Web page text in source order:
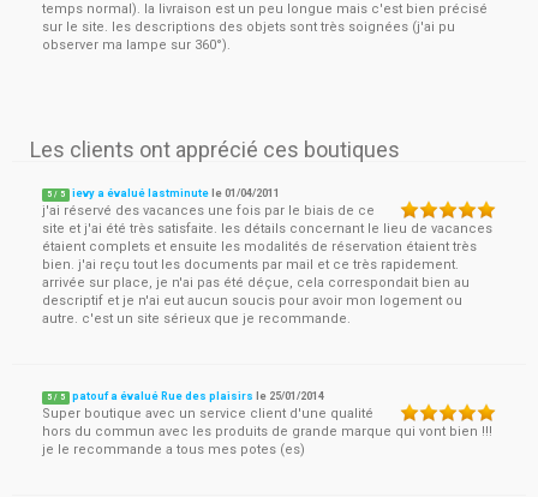
temps normal). la livraison est un peu longue mais c'est bien précisé
sur le site. les descriptions des objets sont très soignées (j'ai pu
observer ma lampe sur 360°).
Les clients ont apprécié ces boutiques
5 / 5 ievy a évalué lastminute le01/04/2011
j'ai réservé des vacances une fois par le biais de ce
site et j'ai été très satisfaite. les détails concernant le lieu de vacances
étaient complets et ensuite les modalités de réservation étaient très
bien. j'ai reçu tout les documents par mail et ce très rapidement.
arrivée sur place, je n'ai pas été déçue, cela correspondait bien au
descriptif et je n'ai eut aucun soucis pour avoir mon logement ou
autre. c'est un site sérieux que je recommande.
5 / 5 patouf a évalué Rue des plaisirs le 25/01/2014
Super boutique avec un service client d'une qualité
hors du commun avec les produits de grande marque qui vont bien !!!
je le recommande a tous mes potes (es)